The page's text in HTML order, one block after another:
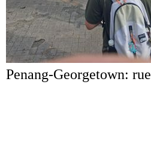
Penang-Georgetown: rue